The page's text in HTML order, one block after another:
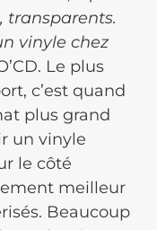
transparents.
vinyle chez
Le plus
c’est quand
plus grand
un vinyle
le côté
meilleur
Beaucoup